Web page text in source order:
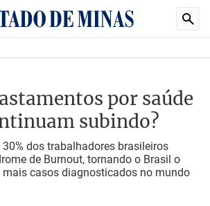
por saúde
subindo?
dos trabalhadores brasileiros
de Burnout, tornando o Brasil o
casos diagnosticados no mundo